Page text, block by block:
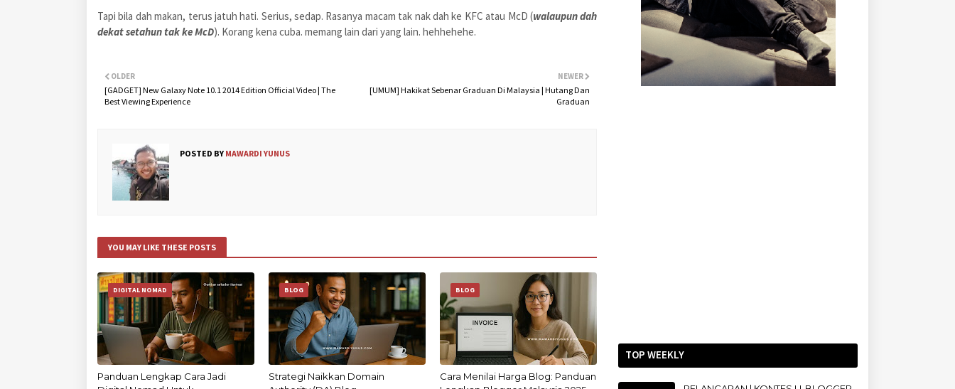
Tapi bila dah makan, terus jatuh hati. Serius, sedap. Rasanya macam tak nak dah ke KFC atau McD (walaupun dah
dekat setahun tak ke McD). Korang kena cuba. memang lain dari yang lain. hehhehehe.
NEWER
[UMUM] Hakikat Sebenar Graduan Di Malaysia | Hutang Dan
Graduan
OLDER
[GADGET] New Galaxy Note 10.1 2014 Edition Official Video | The
Best Viewing Experience
POSTED BY MAWARDI YUNUS
YOU MAY LIKE THESE POSTS
DIGITAL NOMAD
Panduan Lengkap Cara Jadi
BLOG
Strategi Naikkan Domain
BLOG
Cara Menilai Harga Blog: Panduan
TOP WEEKLY